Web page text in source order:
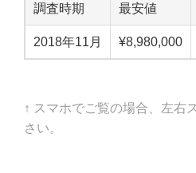
調査時期 最安値
2018年11月 ¥8,980,000
↑ スマホでご覧の場合、左右
さい。